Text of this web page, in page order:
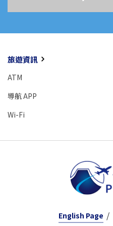
旅遊資訊
ATM
導航 APP
Wi-Fi
English Page